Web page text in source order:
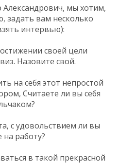
мы хотим,
задать вам несколько
интервью):
своей цели
Назовите свой.
на себя этот непростой
Считаете ли вы себя
с удовольствием ли вы
на работу?
в такой прекрасной